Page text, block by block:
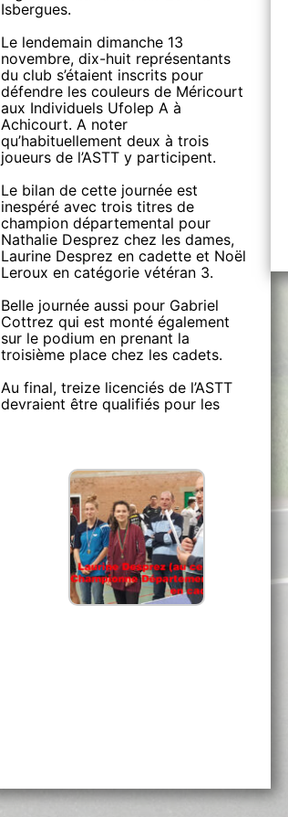
Isbergues.
Le lendemain dimanche 13
novembre, dix-huit représentants
du club s’étaient inscrits pour
défendre les couleurs de Méricourt
aux Individuels Ufolep A à
Achicourt. A noter
qu’habituellement deux à trois
joueurs de l’ASTT y participent.
Le bilan de cette journée est
inespéré avec trois titres de
champion départemental pour
Nathalie Desprez chez les dames,
Laurine Desprez en cadette et Noël
Leroux en catégorie vétéran 3.
Belle journée aussi pour Gabriel
Cottrez qui est monté également
sur le podium en prenant la
troisième place chez les cadets.
Au final, treize licenciés de l’ASTT
devraient être qualifiés pour les